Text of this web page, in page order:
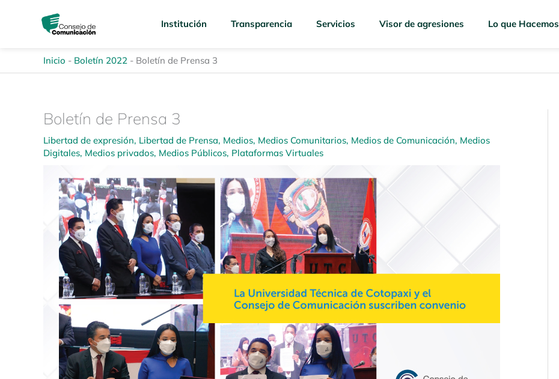
Institución Transparencia Servicios Visor de agresiones Lo que Hacemos
Inicio - Boletín 2022 - Boletín de Prensa 3
Boletín de Prensa 3
Libertad de expresión, Libertad de Prensa, Medios, Medios Comunitarios, Medios de Comunicación, Medios
Digitales, Medios privados, Medios Públicos, Plataformas Virtuales